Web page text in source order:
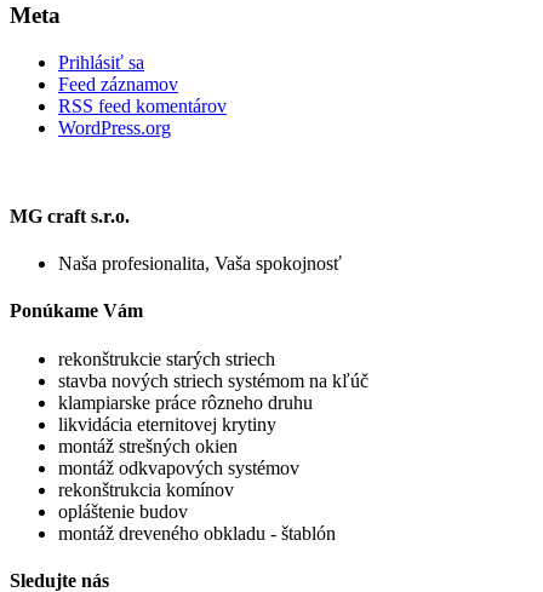
Meta
Prihlásiť sa
Feed záznamov
RSS feed komentárov
WordPress.org
MG craft s.r.o.
Naša profesionalita, Vaša spokojnosť
Ponúkame Vám
rekonštrukcie starých striech
stavba nových striech systémom na kľúč
klampiarske práce rôzneho druhu
likvidácia eternitovej krytiny
montáž strešných okien
montáž odkvapových systémov
rekonštrukcia komínov
opláštenie budov
montáž dreveného obkladu - štablón
Sledujte nás